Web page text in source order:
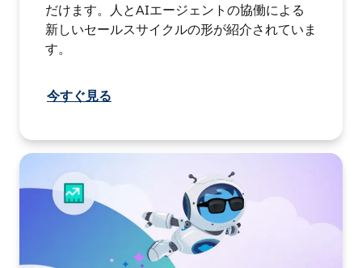
だけます。人とAIエージェントの協働による
新しいセールスサイクルの形が紹介されていま
す。
今すぐ見る